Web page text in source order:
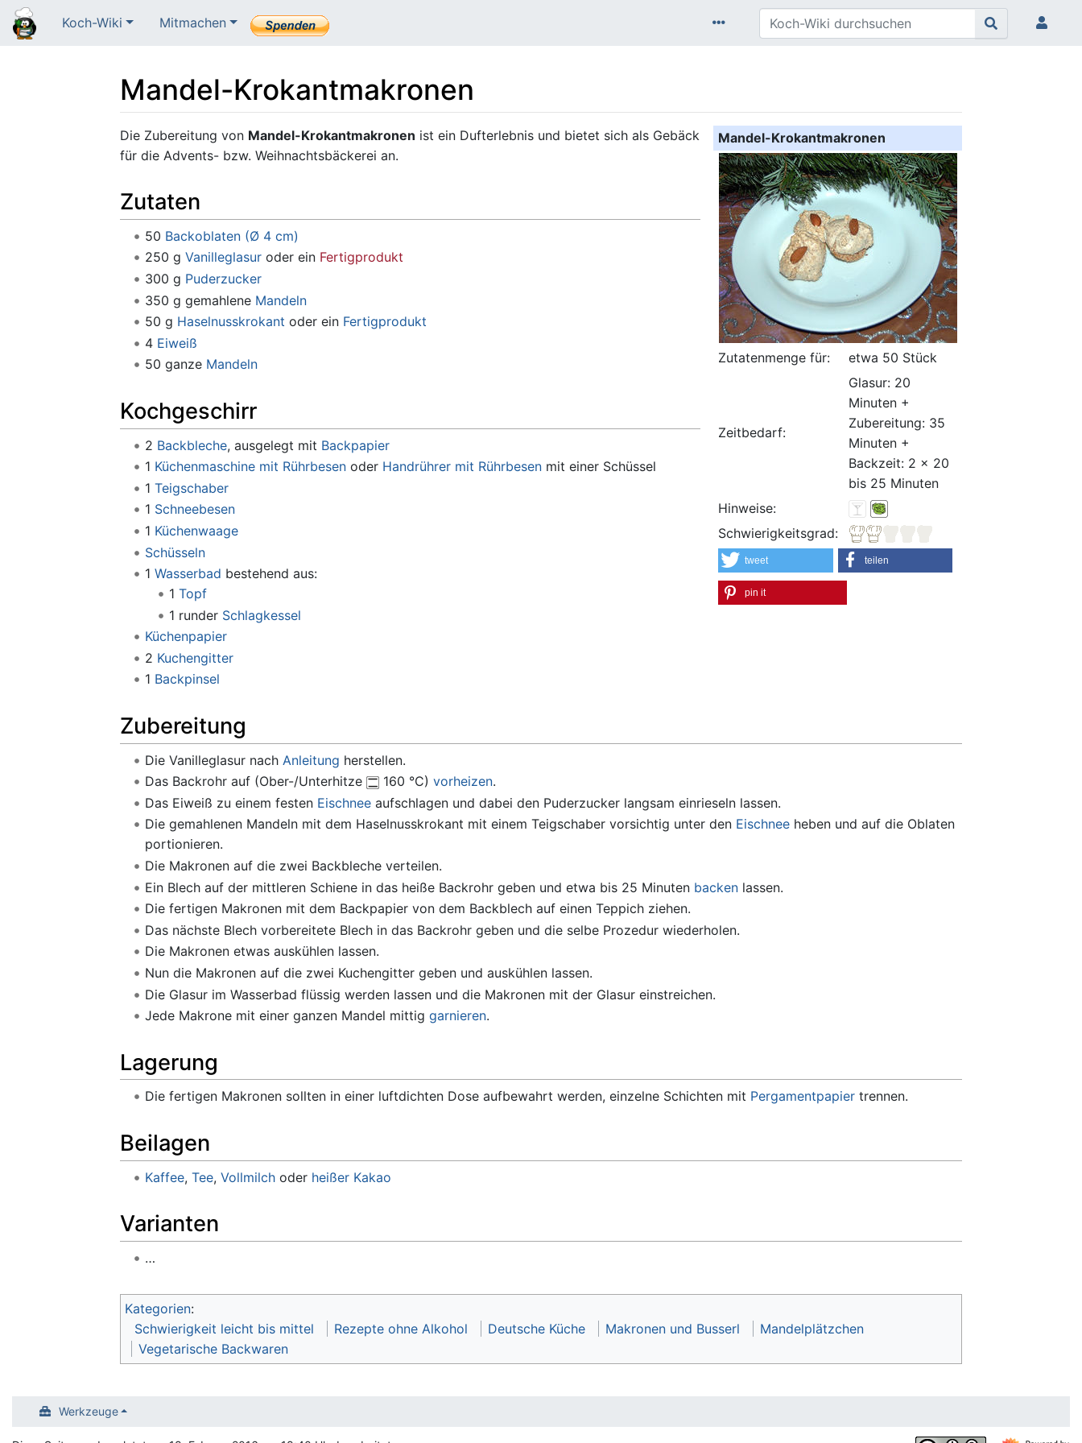
Koch-Wiki Mitmachen
Mandel-Krokantmakronen
Wechseln zu:Navigation,Suche Mandel-Krokantmakronen
Zutatenmenge für: etwa 50 Stück
Zeitbedarf:
Glasur: 20
Minuten +
Zubereitung: 35
Minuten +
Backzeit: 2 x 20
bis 25 Minuten
Hinweise:
Schwierigkeitsgrad:
tweet teilen
pin it
Die Zubereitung von Mandel-Krokantmakronen ist ein Dufterlebnis und bietet sich als Gebäck
für die Advents- bzw. Weihnachtsbäckerei an.
Zutaten
50 Backoblaten (Ø 4 cm)
250 g Vanilleglasuroder ein Fertigprodukt
300 g Puderzucker
350 g gemahlene Mandeln
50 g Haselnusskrokant oder ein Fertigprodukt
4 Eiweiß
50 ganze Mandeln
Kochgeschirr
2 Backbleche, ausgelegt mit Backpapier
1 Küchenmaschine mit Rührbesenoder Handrührer mit Rührbesenmit einer Schüssel
1 Teigschaber
1 Schneebesen
1 Küchenwaage
Schüsseln
1 Wasserbad bestehend aus:
1Topf
1 runder Schlagkessel
Küchenpapier
2 Kuchengitter
1 Backpinsel
Zubereitung
Die Vanilleglasur nach Anleitung herstellen.
Das Backrohr auf (Ober-/Unterhitze
160 °C) vorheizen.
Das Eiweiß zu einem festen Eischneeaufschlagen und dabei den Puderzucker langsam einrieseln lassen.
Die gemahlenen Mandeln mit dem Haselnusskrokant mit einem Teigschaber vorsichtig unter den Eischneeheben und auf die Oblaten
portionieren.
Die Makronen auf die zwei Backbleche verteilen.
Ein Blech auf der mittleren Schiene in das heiße Backrohr geben und etwa bis 25 Minuten backenlassen.
Die fertigen Makronen mit dem Backpapier von dem Backblech auf einen Teppich ziehen.
Das nächste Blech vorbereitete Blech in das Backrohr geben und die selbe Prozedur wiederholen.
Die Makronen etwas auskühlen lassen.
Nun die Makronen auf die zwei Kuchengitter geben und auskühlen lassen.
Die Glasur im Wasserbad flüssig werden lassen und die Makronen mit der Glasur einstreichen.
Jede Makrone mit einer ganzen Mandel mittig garnieren.
Lagerung
Die fertigen Makronen sollten in einer luftdichten Dose aufbewahrt werden, einzelne Schichten mit Pergamentpapiertrennen.
Beilagen
Kaffee, Tee, Vollmilchoder heißer Kakao
Varianten
…
Kategorien:
Schwierigkeit leicht bis mittel
Rezepte ohne Alkohol Deutsche Küche Makronen und Busserl
Mandelplätzchen
Vegetarische Backwaren
Werkzeuge